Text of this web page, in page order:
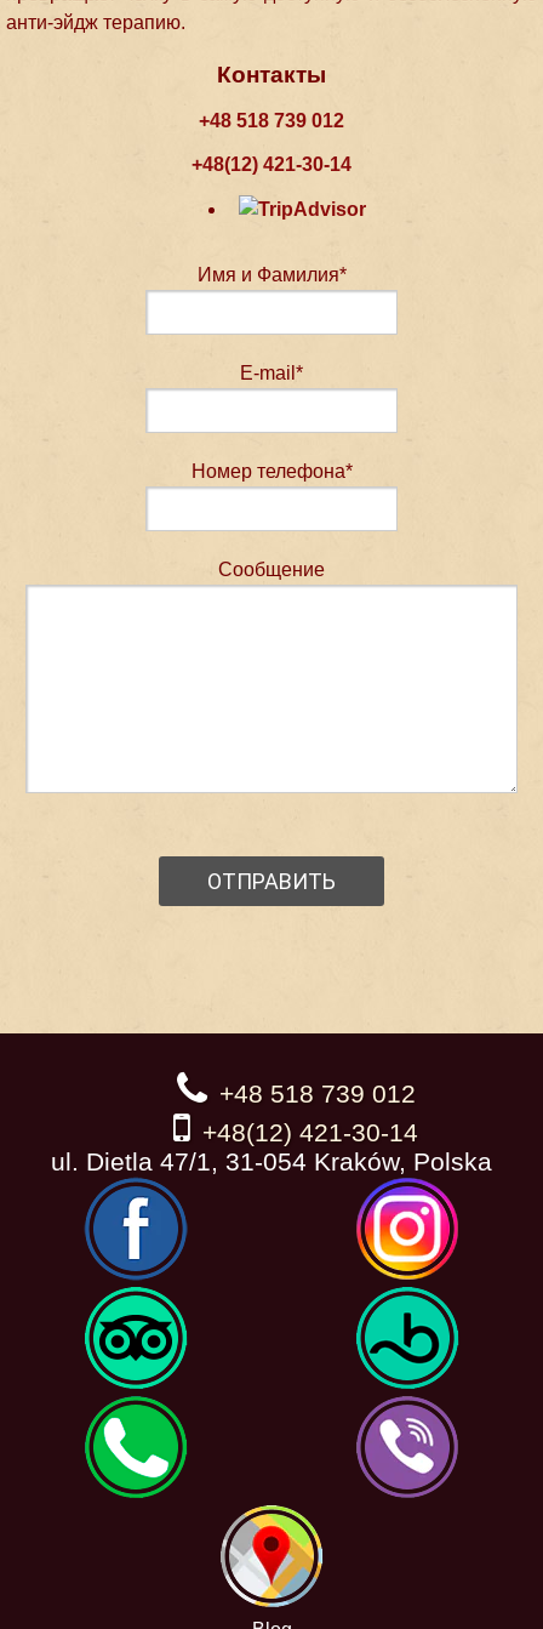
анти-эйдж терапию.
Контакты
+48 518 739 012
+48(12) 421-30-14
Имя и Фамилия*
E-mail*
Номер телефона*
Сообщение
+48 518 739 012
+48(12) 421-30-14
ul. Dietla 47/1, 31-054 Kraków, Polska